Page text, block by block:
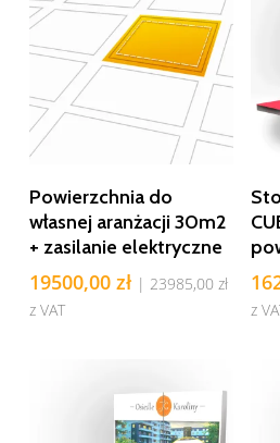
Dodaj Do Koszyka
Powierzchnia do
własnej aranżacji 30m2
+ zasilanie elektryczne
19500,00 zł | 23985,00 zł
z VAT
z